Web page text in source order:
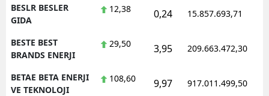
BESLR BESLER
GIDA
12,38 0,24 15.857.693,71
BESTE BEST
BRANDS ENERJI
29,50 3,95 209.663.472,30
BETAE BETA ENERJI
VE TEKNOLOJI
108,60 9,97 917.011.499,50